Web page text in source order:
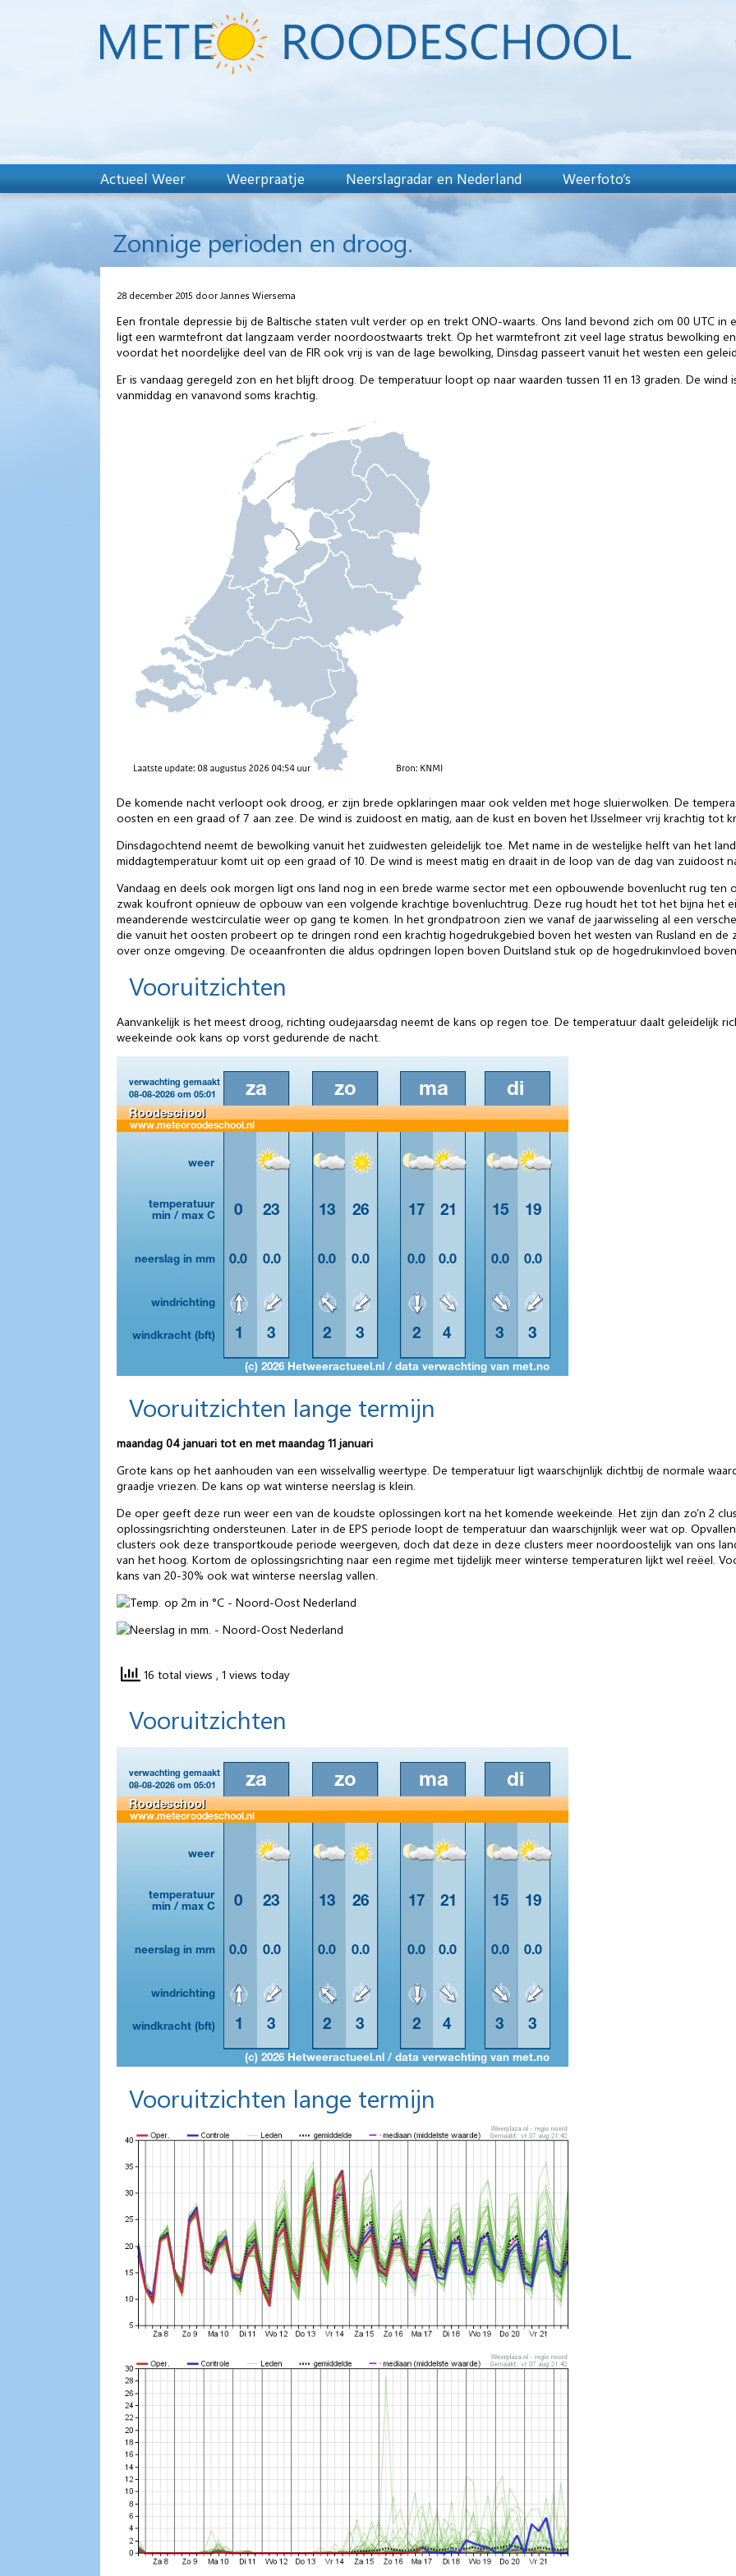
Actueel Weer Weerpraatje Neerslagradar en Nederland Weerfoto’s
Zonnige perioden en droog.
28 december 2015 door Jannes Wiersema
Een frontale depressie bij de Baltische staten vult verder op en trekt ONO-waarts. Ons land bevond zich om 00 UTC
ligt een warmtefront dat langzaam verder noordoostwaarts trekt. Op het warmtefront zit veel lage stratus bewolking
voordat het noordelijke deel van de FIR ook vrij is van de lage bewolking, Dinsdag passeert vanuit het westen een
Er is vandaag geregeld zon en het blijft droog. De temperatuur loopt op naar waarden tussen 11 en 13 graden. De
vanmiddag en vanavond soms krachtig.
De komende nacht verloopt ook droog, er zijn brede opklaringen maar ook velden met hoge sluierwolken. De
oosten en een graad of 7 aan zee. De wind is zuidoost en matig, aan de kust en boven het IJsselmeer vrij krachtig tot
Dinsdagochtend neemt de bewolking vanuit het zuidwesten geleidelijk toe. Met name in de westelijke helft van het
middagtemperatuur komt uit op een graad of 10. De wind is meest matig en draait in de loop van de dag van zuidoost
Vandaag en deels ook morgen ligt ons land nog in een brede warme sector met een opbouwende bovenlucht rug ten
zwak koufront opnieuw de opbouw van een volgende krachtige bovenluchtrug. Deze rug houdt het tot het bijna het
meanderende westcirculatie weer op gang te komen. In het grondpatroon zien we vanaf de jaarwisseling al een
die vanuit het oosten probeert op te dringen rond een krachtig hogedrukgebied boven het westen van Rusland en
over onze omgeving. De oceaanfronten die aldus opdringen lopen boven Duitsland stuk op de hogedrukinvloed
Vooruitzichten
Aanvankelijk is het meest droog, richting oudejaarsdag neemt de kans op regen toe. De temperatuur daalt geleidelijk
weekeinde ook kans op vorst gedurende de nacht.
Vooruitzichten lange termijn
maandag 04 januari tot en met maandag 11 januari
Grote kans op het aanhouden van een wisselvallig weertype. De temperatuur ligt waarschijnlijk dichtbij de normale
graadje vriezen. De kans op wat winterse neerslag is klein.
De oper geeft deze run weer een van de koudste oplossingen kort na het komende weekeinde. Het zijn dan zo’n 2
oplossingsrichting ondersteunen. Later in de EPS periode loopt de temperatuur dan waarschijnlijk weer wat op.
clusters ook deze transportkoude periode weergeven, doch dat deze in deze clusters meer noordoostelijk van ons
van het hoog. Kortom de oplossingsrichting naar een regime met tijdelijk meer winterse temperaturen lijkt wel reëel.
kans van 20-30% ook wat winterse neerslag vallen.
16 total views , 1 views today
Vooruitzichten
Vooruitzichten lange termijn